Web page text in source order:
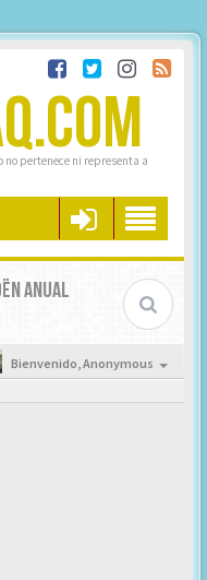
no pertenece ni representa a
ANUAL
Bienvenido,Anonymous